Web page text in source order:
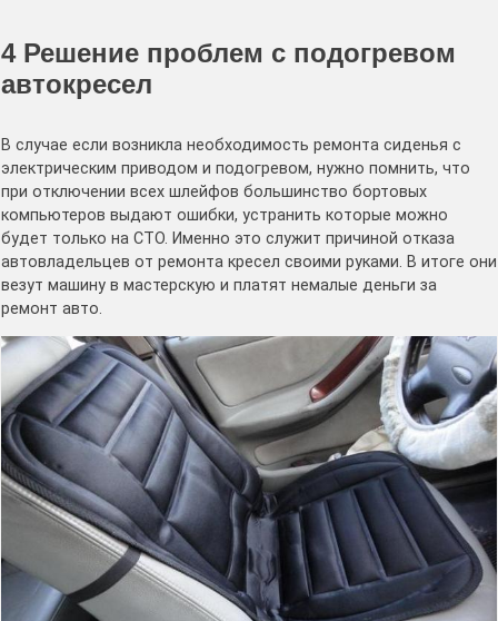
4 Решение проблем с подогревом
автокресел
В случае если возникла необходимость ремонта сиденья с
электрическим приводом и подогревом, нужно помнить, что
при отключении всех шлейфов большинство бортовых
компьютеров выдают ошибки, устранить которые можно
будет только на СТО. Именно это служит причиной отказа
автовладельцев от ремонта кресел своими руками. В итоге они
везут машину в мастерскую и платят немалые деньги за
ремонт авто.